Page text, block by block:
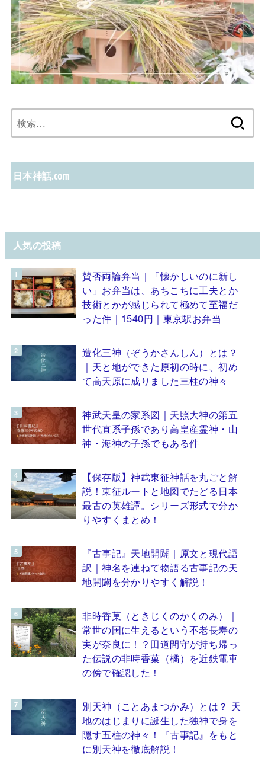
索:
日本神話.com
人気の投稿
賛否両論弁当｜「懐かしいのに新し
い」お弁当は、あちこちに工夫とか
技術とかが感じられて極めて至福だ
った件｜1540円｜東京駅お弁当
造化三神（ぞうかさんしん）とは？
｜天と地ができた原初の時に、初め
て高天原に成りました三柱の神々
神武天皇の家系図｜天照大神の第五
世代直系子孫であり高皇産霊神・山
神・海神の子孫でもある件
【保存版】神武東征神話を丸ごと解
説！東征ルートと地図でたどる日本
最古の英雄譚。シリーズ形式で分か
りやすくまとめ！
『古事記』天地開闢｜原文と現代語
訳｜神名を連ねて物語る古事記の天
地開闢を分かりやすく解説！
非時香菓（ときじくのかくのみ）｜
常世の国に生えるという不老長寿の
実が奈良に！？田道間守が持ち帰っ
た伝説の非時香菓（橘）を近鉄電車
の傍で確認した！
別天神（ことあまつかみ）とは？ 天
地のはじまりに誕生した独神で身を
隠す五柱の神々！『古事記』をもと
に別天神を徹底解説！